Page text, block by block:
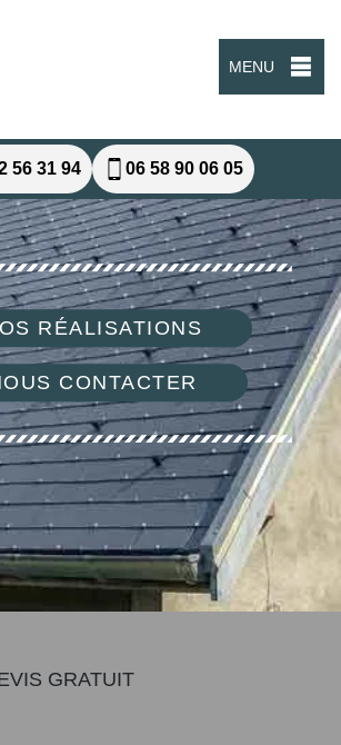
MENU
56 31 94 06 58 90 06 05
RÉALISATIONS
CONTACTER
GRATUIT